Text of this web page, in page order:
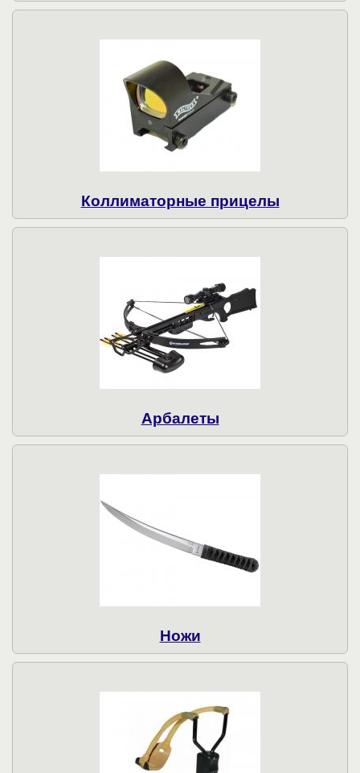
Коллиматорные прицелы
Арбалеты
Ножи